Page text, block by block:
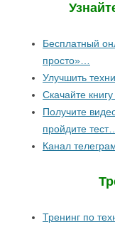
Бесплатный
просто»…
Улучшить
Скачайте
Получите
пройдите
Канал
Тренинг по